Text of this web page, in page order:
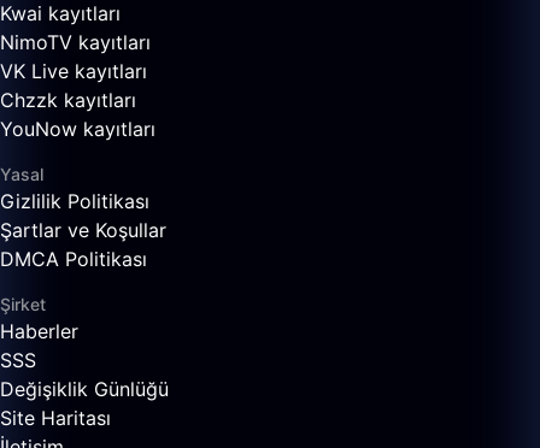
Kwai kayıtları
NimoTV kayıtları
VK Live kayıtları
Chzzk kayıtları
YouNow kayıtları
Yasal
Gizlilik Politikası
Şartlar ve Koşullar
DMCA Politikası
Şirket
Haberler
SSS
Değişiklik Günlüğü
Site Haritası